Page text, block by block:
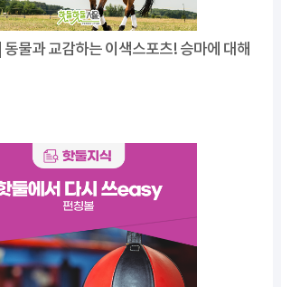
동물과 교감하는 이색스포츠! 승마에 대해